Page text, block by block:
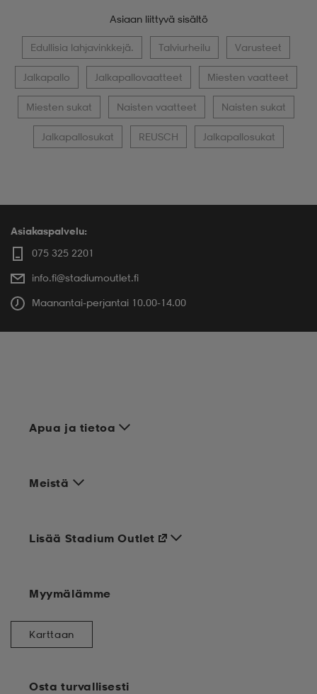
Asiaan liittyvä sisältö
Edullisia lahjavinkkejä. Talviurheilu Varusteet
Jalkapallo Jalkapallovaatteet Miesten vaatteet
Miesten sukat Naisten vaatteet Naisten sukat
Jalkapallosukat REUSCH Jalkapallosukat
Asiakaspalvelu:
075 325 2201
info.fi@stadiumoutlet.fi
Maanantai-perjantai 10.00-14.00
Apua ja tietoa
Meistä
Osta turvallisesti
Lisää Stadium Outlet
Myymälämme
Karttaan